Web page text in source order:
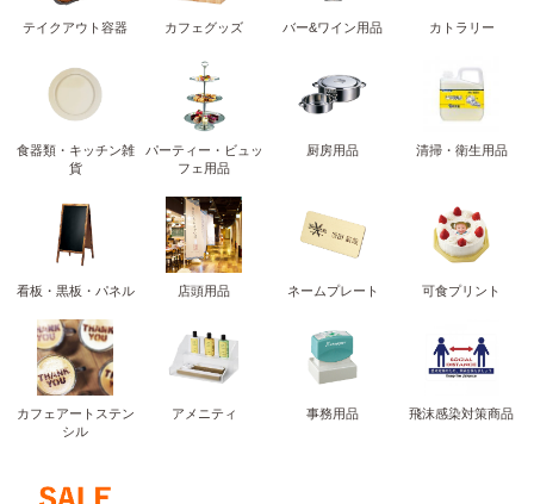
テイクアウト容器 カフェグッズ バー&ワイン用品 カトラリー
食器類・キッチン雑
貨
パーティー・ビュッ
フェ用品
厨房用品 清掃・衛生用品
看板・黒板・パネル 店頭用品 ネームプレート 可食プリント
カフェアートステン
シル
アメニティ 事務用品 飛沫感染対策商品